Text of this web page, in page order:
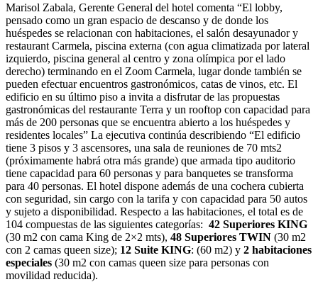
Marisol Zabala, Gerente General del hotel comenta “El lobby,
pensado como un gran espacio de descanso y de donde los
huéspedes se relacionan con habitaciones, el salón desayunador y
restaurant Carmela, piscina externa (con agua climatizada por lateral
izquierdo, piscina general al centro y zona olímpica por el lado
derecho) terminando en el Zoom Carmela, lugar donde también se
pueden efectuar encuentros gastronómicos, catas de vinos, etc. El
edificio en su último piso a invita a disfrutar de las propuestas
gastronómicas del restaurante Terra y un rooftop con capacidad para
más de 200 personas que se encuentra abierto a los huéspedes y
residentes locales” La ejecutiva continúa describiendo “El edificio
tiene 3 pisos y 3 ascensores, una sala de reuniones de 70 mts2
(próximamente habrá otra más grande) que armada tipo auditorio
tiene capacidad para 60 personas y para banquetes se transforma
para 40 personas. El hotel dispone además de una cochera cubierta
con seguridad, sin cargo con la tarifa y con capacidad para 50 autos
y sujeto a disponibilidad. Respecto a las habitaciones, el total es de
104 compuestas de las siguientes categorías: 42 Superiores KING
(30 m2 con cama King de 2×2 mts), 48 Superiores TWIN (30 m2
con 2 camas queen size); 12 Suite KING: (60 m2) y 2 habitaciones
especiales (30 m2 con camas queen size para personas con
movilidad reducida).